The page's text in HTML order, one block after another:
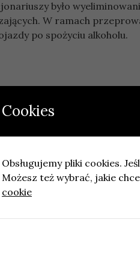
było
W ramach
po spożyciu alkoholu.
oszustwa przy sprzedaży
przebudowa ulic
Cookies
Obsługujemy pliki cookies.
Możesz też wybrać, jakie
cookie